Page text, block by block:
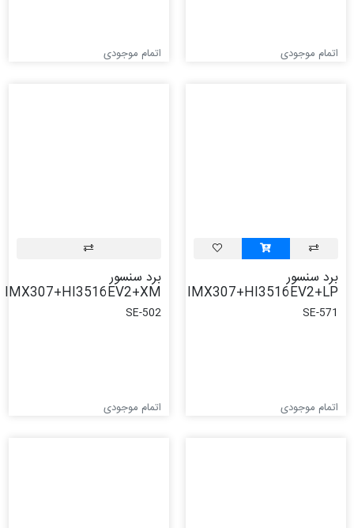
اتمام موجودی اتمام موجودی
برد سنسور
IMX307+HI3516EV2+LP
SE-571
اتمام موجودی
برد سنسور
IMX307+HI3516EV2+XM
SE-502
اتمام موجودی